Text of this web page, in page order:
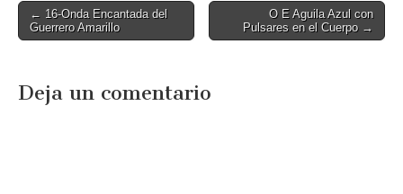
Post
navigation
← 16-Onda Encantada del
Guerrero Amarillo
O E Aguila Azul con
Pulsares en el Cuerpo →
Deja un comentario